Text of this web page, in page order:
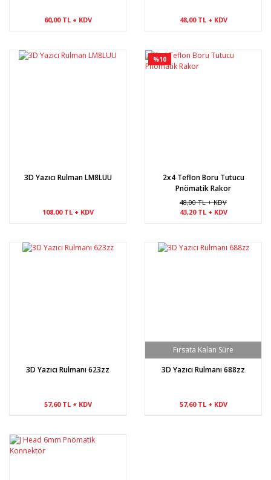
60,00 TL + KDV 48,00 TL + KDV
3D Yazıcı Rulman LM8LUU
108,00 TL + KDV
%10
2x4 Teflon Boru Tutucu
Pnömatik Rakor
48,00 TL + KDV
43,20 TL + KDV
3D Yazıcı Rulmanı 623zz
57,60 TL + KDV
3D Yazıcı Rulmanı 688zz
57,60 TL + KDV